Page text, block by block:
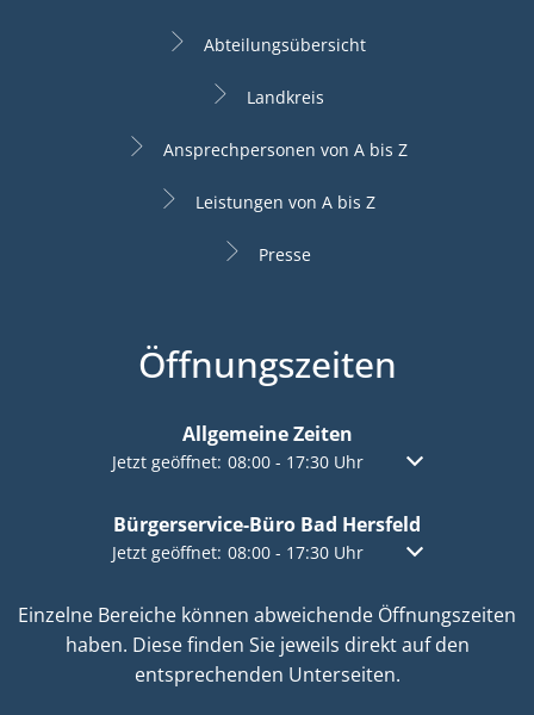
Abteilungsübersicht
Landkreis
Ansprechpersonen von A bis Z
Leistungen von A bis Z
Presse
Öffnungszeiten
Allgemeine Zeiten
Klicken, um weitere Öffnungs- oder Schließzeiten
Jetzt geöffnet: 08:00- 17:30Uhr Von 08:00 bis
Bürgerservice-Büro Bad Hersfeld
Klicken, um weitere Öffnungs- oder Schließzeiten
Jetzt geöffnet: 08:00- 17:30Uhr Von 08:00 bis
Einzelne Bereiche können abweichende Öffnungszeiten
haben. Diese finden Sie jeweils direkt auf den
entsprechenden Unterseiten.